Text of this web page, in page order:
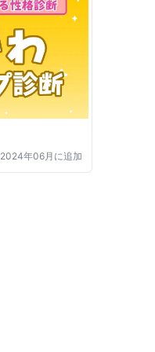
2024年06月 に追加